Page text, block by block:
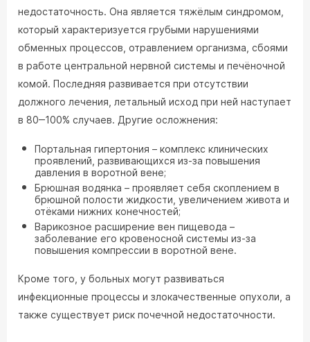
недостаточность. Она является тяжёлым синдромом,
который характеризуется грубыми нарушениями
обменных процессов, отравлением организма, сбоями
в работе центральной нервной системы и печёночной
комой. Последняя развивается при отсутствии
должного лечения, летальный исход при ней наступает
в 80‒100% случаев. Другие осложнения:
Портальная гипертония – комплекс клинических
проявлений, развивающихся из-за повышения
давления в воротной вене;
Брюшная водянка – проявляет себя скоплением в
брюшной полости жидкости, увеличением живота и
отёками нижних конечностей;
Варикозное расширение вен пищевода –
заболевание его кровеносной системы из-за
повышения компрессии в воротной вене.
Кроме того, у больных могут развиваться
инфекционные процессы и злокачественные опухоли, а
также существует риск почечной недостаточности.